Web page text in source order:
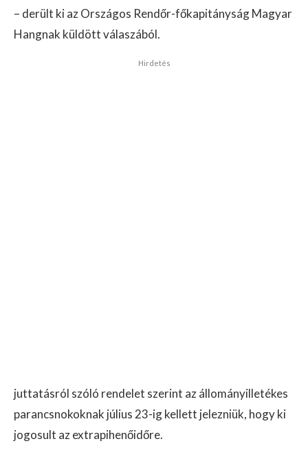
– derült ki az Országos Rendőr-főkapitányság Magyar
Hangnak küldött válaszából.
Hirdetés
juttatásról szóló rendelet szerint az állományilletékes
parancsnokoknak július 23-ig kellett jelezniük, hogy ki
jogosult az extrapihenőidőre.